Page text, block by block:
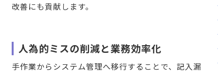
改善にも貢献します。
人為的ミスの削減と業務効率化
手作業からシステム管理へ移行することで、記入漏